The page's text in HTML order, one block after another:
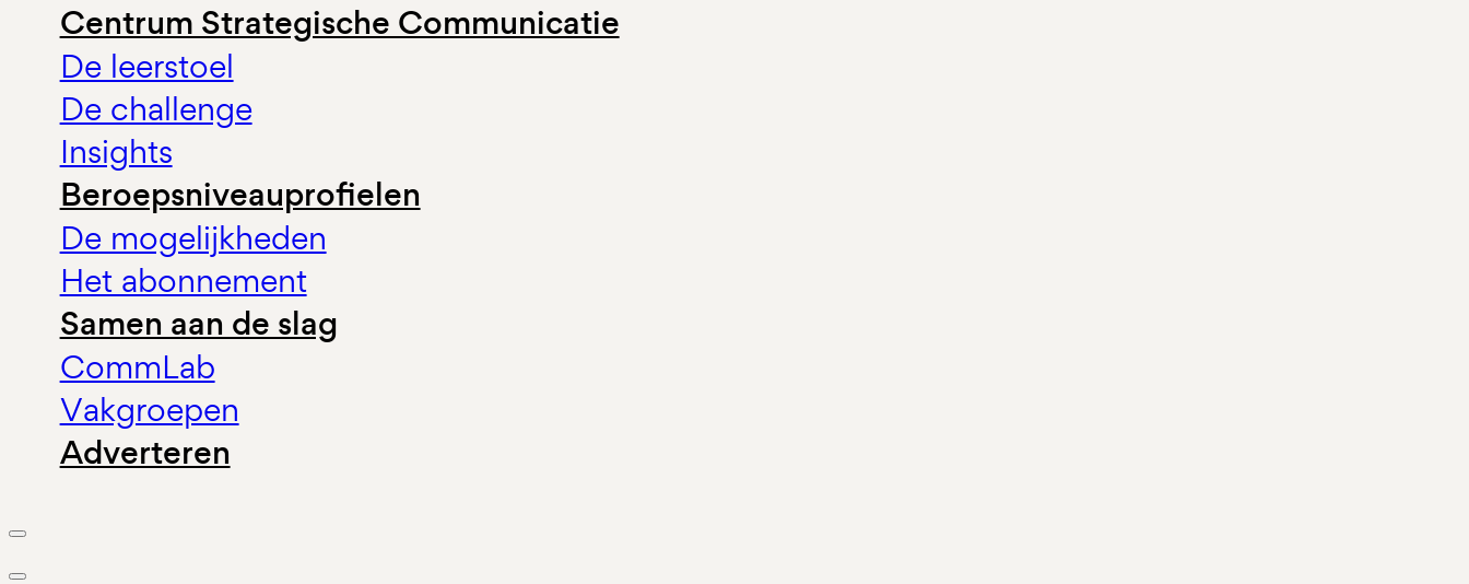
Centrum Strategische Communicatie
De leerstoel
De challenge
Insights
Beroepsniveauprofielen
De mogelijkheden
Het abonnement
Samen aan de slag
CommLab
Vakgroepen
Adverteren